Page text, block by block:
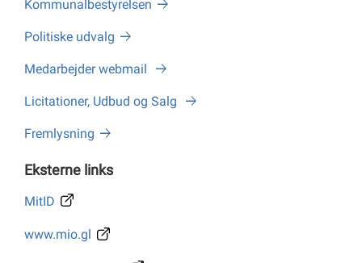
Kommunalbestyrelsen
Politiske udvalg
Medarbejder webmail
Licitationer, Udbud og Salg
Fremlysning
Eksterne links
MitID
www.mio.gl